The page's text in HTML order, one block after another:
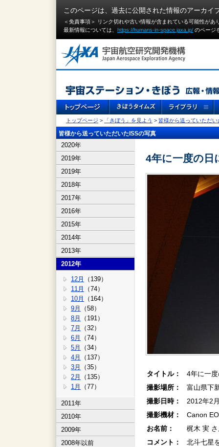
このページは、過去に公開された情報のアーカイ
＜免責事項＞ リンク切れや古い情報が含まれている可能性が
最新情報については、 https://humans-in-space.jaxa.jp/ のページ
トップページ > 「きぼう」を見よう > 皆様から送っていただい
皆様から送っていただいたISSの写真
2020年
2019年
2019年
2018年
2017年
2016年
2015年
2014年
2013年
2012年
12月
（139）
11月
（74）
10月
（164）
9月
（58）
8月
（191）
7月
（32）
6月
（74）
5月
（34）
4月
（137）
3月
（35）
2月
（135）
1月
（77）
2011年
2010年
2009年
2008年以前
4年に一度の日
タイトル：
4年に一
撮影場所：
富山県下
撮影日時：
2012年2
撮影機材：
Canon
お名前：
梶木 実
コメント：
北斗七星